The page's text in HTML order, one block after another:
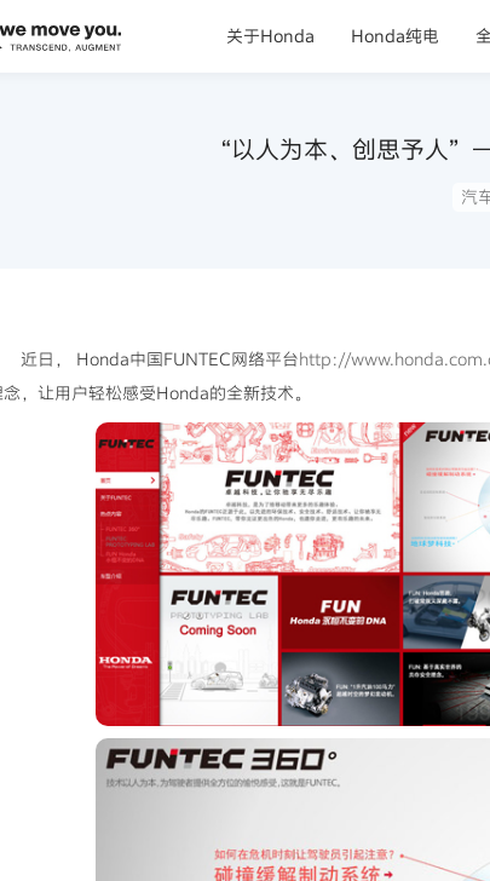
关于Honda Honda纯电
“以人为本、创思予人
汽
近日， Honda中国FUNTEC网络平台http://
，让用户轻松感受Honda的全新技术。